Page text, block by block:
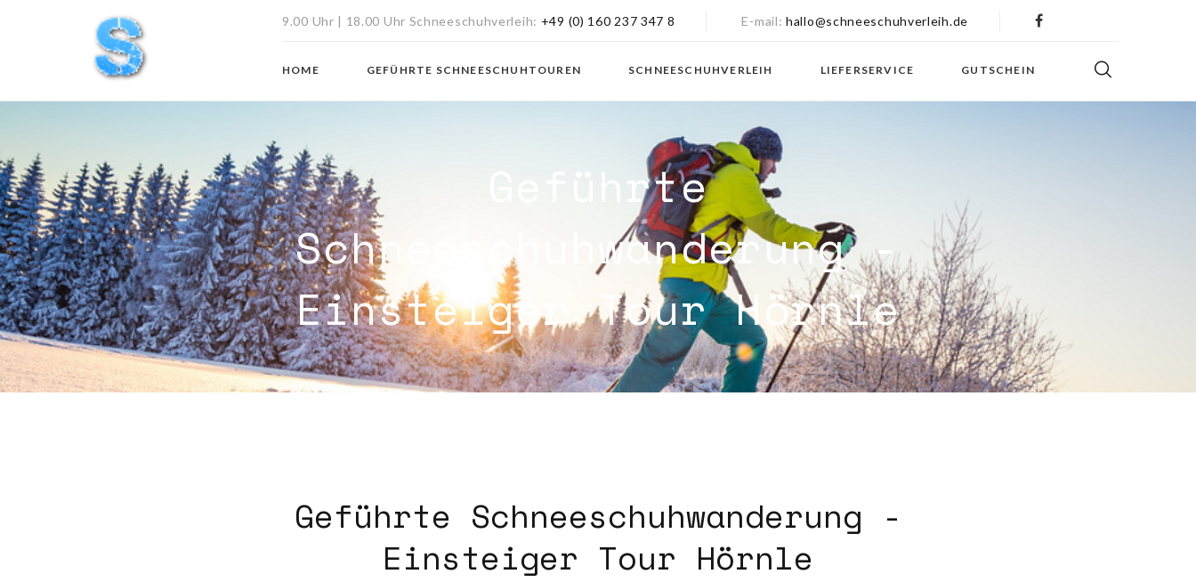
9.00 Uhr | 18.00 Uhr Schneeschuhverleih +49 (0) 160 237 347 8 E-mail hallo@schneeschuhverleih.de
HOME GEFÜHRTE SCHNEESCHUHTOUREN SCHNEESCHUHVERLEIH LIEFERSERVICE GUTSCHEIN
Geführte
Schneeschuhwanderung -
Einsteiger Tour Hörnle
Geführte Schneeschuhwanderung -
Einsteiger Tour Hörnle